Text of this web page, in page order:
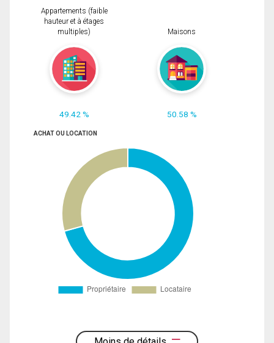
Appartements (faible
hauteur et à étages
multiples)
49.42 %
Maisons
50.58 %
ACHAT OU LOCATION